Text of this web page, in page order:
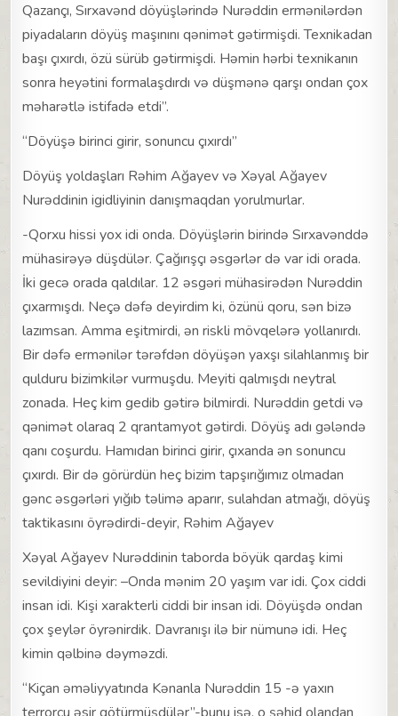
Qazançı, Sırxavənd döyüşlərində Nurəddin ermənilərdən
piyadaların döyüş maşınını qənimət gətirmişdi. Texnikadan
başı çıxırdı, özü sürüb gətirmişdi. Həmin hərbi texnikanın
sonra heyətini formalaşdırdı və düşmənə qarşı ondan çox
məharətlə istifadə etdi”.
“Döyüşə birinci girir, sonuncu çıxırdı”
Döyüş yoldaşları Rəhim Ağayev və Xəyal Ağayev
Nurəddinin igidliyinin danışmaqdan yorulmurlar.
-Qorxu hissi yox idi onda. Döyüşlərin birində Sırxavənddə
mühasirəyə düşdülər. Çağırışçı əsgərlər də var idi orada.
İki gecə orada qaldılar. 12 əsgəri mühasirədən Nurəddin
çıxarmışdı. Neçə dəfə deyirdim ki, özünü qoru, sən bizə
lazımsan. Amma eşitmirdi, ən riskli mövqelərə yollanırdı.
Bir dəfə ermənilər tərəfdən döyüşən yaxşı silahlanmış bir
qulduru bizimkilər vurmuşdu. Meyiti qalmışdı neytral
zonada. Heç kim gedib gətirə bilmirdi. Nurəddin getdi və
qənimət olaraq 2 qrantamyot gətirdi. Döyüş adı gələndə
qanı coşurdu. Hamıdan birinci girir, çıxanda ən sonuncu
çıxırdı. Bir də görürdün heç bizim tapşırığımız olmadan
gənc əsgərləri yığıb təlimə aparır, sulahdan atmağı, döyüş
taktikasını öyrədirdi-deyir, Rəhim Ağayev
Xəyal Ağayev Nurəddinin taborda böyük qardaş kimi
sevildiyini deyir: –Onda mənim 20 yaşım var idi. Çox ciddi
insan idi. Kişi xarakterli ciddi bir insan idi. Döyüşdə ondan
çox şeylər öyrənirdik. Davranışı ilə bir nümunə idi. Heç
kimin qəlbinə dəyməzdi.
“Kiçan əməliyyatında Kənanla Nurəddin 15 -ə yaxın